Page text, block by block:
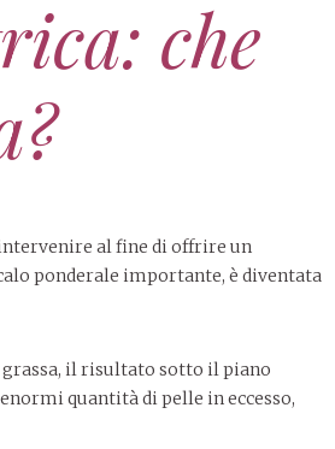
che
al fine di offrire un
ponderale importante, è diventata
grassa, il risultato sotto il piano
quantità di pelle in eccesso,